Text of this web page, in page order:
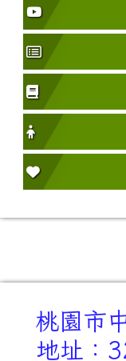
桃園市
地址：